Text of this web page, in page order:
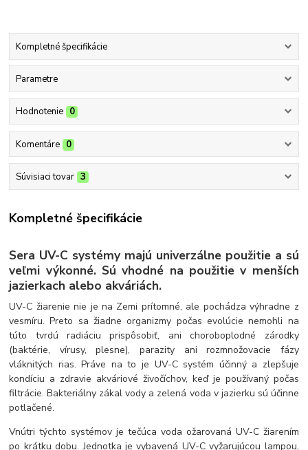
Kompletné špecifikácie
Parametre
Hodnotenie 0
Komentáre 0
Súvisiaci tovar 3
Kompletné špecifikácie
Sera UV-C systémy majú univerzálne použitie a sú
veľmi výkonné. Sú vhodné na použitie v menších
jazierkach alebo akváriách.
UV-C žiarenie nie je na Zemi prítomné, ale pochádza výhradne z
vesmíru. Preto sa žiadne organizmy počas evolúcie nemohli na
túto tvrdú radiáciu prispôsobiť, ani choroboplodné zárodky
(baktérie, vírusy, plesne), parazity ani rozmnožovacie fázy
vláknitých rias. Práve na to je UV-C systém účinný a zlepšuje
kondíciu a zdravie akváriové živočíchov, keď je používaný počas
filtrácie. Bakteriálny zákal vody a zelená voda v jazierku sú účinne
potlačené.
Vnútri týchto systémov je tečúca voda ožarovaná UV-C žiarením
po krátku dobu. Jednotka je vybavená UV-C vyžarujúcou lampou,